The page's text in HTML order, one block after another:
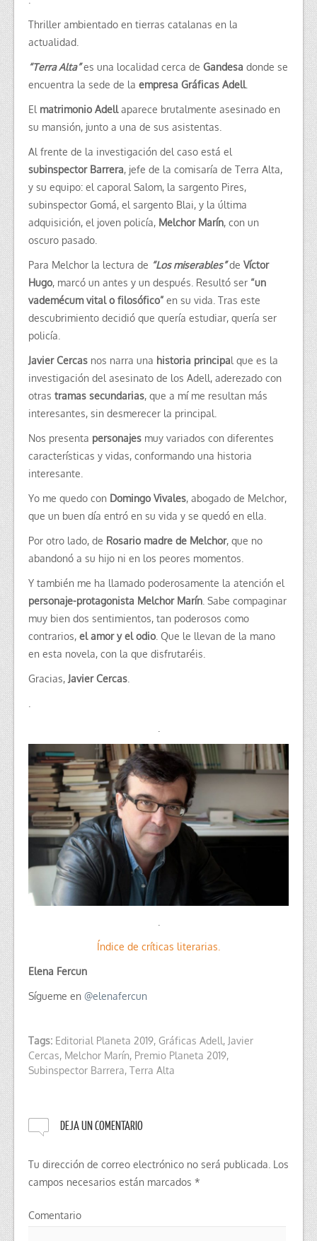
Thriller ambientado en tierras catalanas en la
actualidad.
“Terra Alta”es una localidad cerca de Gandesa donde se
encuentra la sede de la empresa Gráficas Adell.
El matrimonio Adellaparece brutalmente asesinado en
su mansión, junto a una de sus asistentas.
Al frente de la investigación del caso está el
subinspector Barrera, jefe de la comisaría de Terra Alta,
y su equipo: el caporal Salom, la sargento Pires,
subinspector Gomá, el sargento Blai, y la última
adquisición, el joven policía, Melchor Marín, con un
oscuro pasado.
Para Melchor la lectura de “Los miserables”de Víctor
Hugo, marcó un antes y un después. Resultó ser “un
vademécum vital o filosófico” en su vida. Tras este
descubrimiento decidió que quería estudiar, quería ser
policía.
Javier Cercas nos narra una historia principal que es la
investigación del asesinato de los Adell, aderezado con
otras tramas secundarias, que a mí me resultan más
interesantes, sin desmerecer la principal.
Nos presenta personajes muy variados con diferentes
características y vidas, conformando una historia
interesante.
Yo me quedo con Domingo Vivales, abogado de Melchor,
que un buen día entró en su vida y se quedó en ella.
Por otro lado, de Rosario madre de Melchor, que no
abandonó a su hijo ni en los peores momentos.
Y también me ha llamado poderosamente la atención el
personaje-protagonista Melchor Marín . Sabe compaginar
muy bien dos sentimientos, tan poderosos como
contrarios, el amor y el odio . Que le llevan de la mano
en esta novela, con la que disfrutaréis.
Gracias, Javier Cercas
Índice de críticas literarias.
Elena Fercun
Sígueme en @elenafercun
Tags: Editorial Planeta 2019, Gráficas Adell, Javier
Cercas, Melchor Marín, Premio Planeta 2019,
Subinspector Barrera, Terra Alta
DEJA UN COMENTARIO
Tu dirección de correo electrónico no será publicada. Los
campos necesarios están marcados *
Comentario